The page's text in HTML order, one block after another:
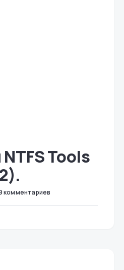
Tools
комментариев